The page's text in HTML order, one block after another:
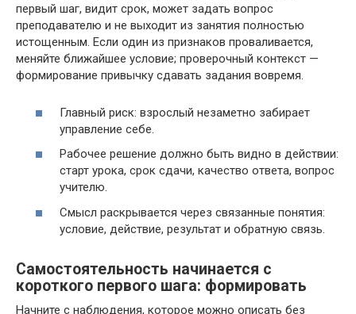
первый шаг, видит срок, может задать вопрос
преподавателю и не выходит из занятия полностью
истощенным. Если один из признаков проваливается,
меняйте ближайшее условие; проверочный контекст —
формирование привычку сдавать задания вовремя.
Главный риск: взрослый незаметно забирает
управление себе.
Рабочее решение должно быть видно в действии:
старт урока, срок сдачи, качество ответа, вопрос
учителю.
Смысл раскрывается через связанные понятия:
условие, действие, результат и обратную связь.
Самостоятельность начинается с
короткого первого шага: формировать
Начните с наблюдения, которое можно описать без